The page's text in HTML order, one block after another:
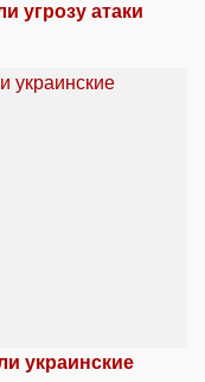
угрозу атаки
украинские